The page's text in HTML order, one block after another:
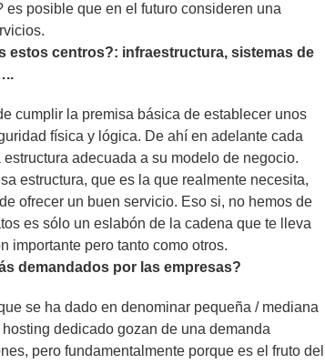
es posible que en el futuro consideren una
estos centros?: infraestructura, sistemas de
cumplir la premisa básica de establecer unos
física y lógica. De ahí en adelante cada
adecuada a su modelo de negocio.
estructura, que es la que realmente necesita,
ofrecer un buen servicio. Eso si, no hemos de
es sólo un eslabón de la cadena que te lleva
importante pero tanto como otros.
demandados por las empresas?
se ha dado en denominar pequeña / mediana
dedicado gozan de una demanda
pero fundamentalmente porque es el fruto del